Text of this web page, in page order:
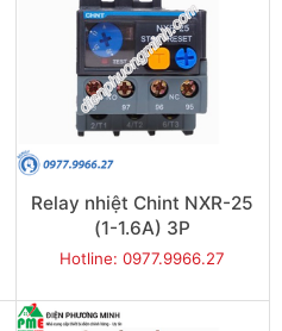
Relay nhiệt Chint NXR-25
(1-1.6A) 3P
Hotline: 0977.9966.27